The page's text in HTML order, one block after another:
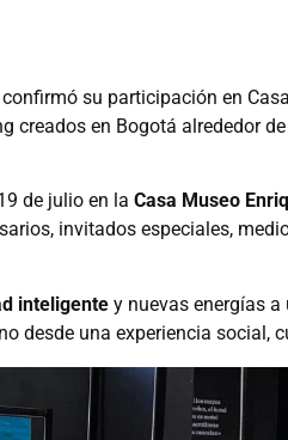
su participación en
creados en Bogotá alrededor
de julio en la Casa Museo
invitados especiales,
inteligente y nuevas energías
desde una experiencia social,